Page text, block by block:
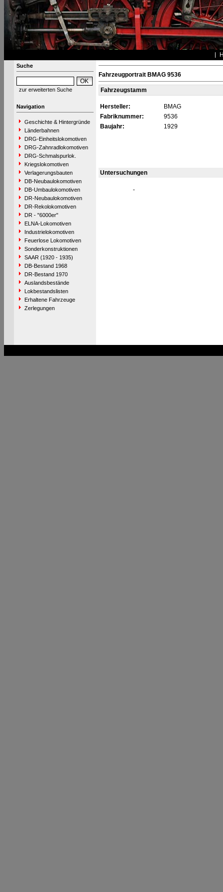
Suche
zur erweiterten Suche
Navigation
Geschichte & Hintergründe
Länderbahnen
DRG-Einheitslokomotiven
DRG-Zahnradlokomotiven
DRG-Schmalspurlok.
Kriegslokomotiven
Verlagerungsbauten
DB-Neubaulokomotiven
DB-Umbaulokomotiven
DR-Neubaulokomotiven
DR-Rekolokomotiven
DR - "6000er"
ELNA-Lokomotiven
Industrielokomotiven
Feuerlose Lokomotiven
Sonderkonstruktionen
SAAR (1920 - 1935)
DB-Bestand 1968
DR-Bestand 1970
Auslandsbestände
Lokbestandslisten
Erhaltene Fahrzeuge
Zerlegungen
Fahrzeugportrait BMAG 9536
Fahrzeugstamm
Hersteller:
BMAG
Fabriknummer:
9536
Baujahr:
1929
Untersuchungen
-